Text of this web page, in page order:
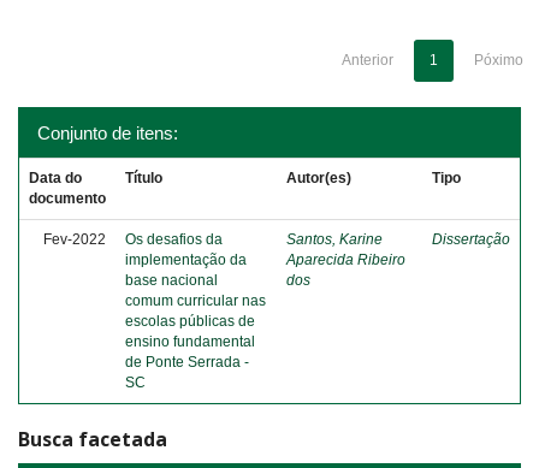
Anterior 1 Póximo
Conjunto de itens:
Data do
documento
Título Autor(es) Tipo
Fev-2022
Os desafios da
implementação da
base nacional
comum curricular nas
escolas públicas de
ensino fundamental
de Ponte Serrada -
SC
Santos, Karine
Aparecida Ribeiro
dos
Dissertação
Busca facetada